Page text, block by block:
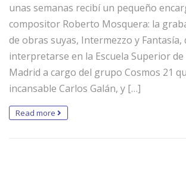
unas semanas recibí un pequeño
compositor Roberto Mosquera: la
de obras suyas, Intermezzo y Fantasía,
interpretarse en la Escuela Superior de
Madrid a cargo del grupo Cosmos 21
incansable Carlos Galán, y […]
Read more